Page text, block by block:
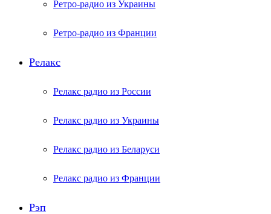
Ретро-радио из Украины
Ретро-радио из Франции
Релакс
Релакс радио из России
Релакс радио из Украины
Релакс радио из Беларуси
Релакс радио из Франции
Рэп